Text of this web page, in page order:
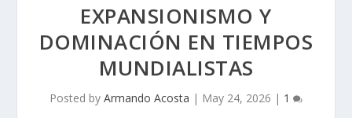
EXPANSIONISMO Y
DOMINACIÓN EN TIEMPOS
MUNDIALISTAS
Posted by Armando Acosta | May 24, 2026 | 1